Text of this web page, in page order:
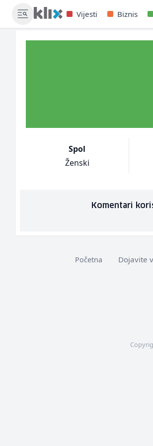
Vijesti Biznis
Spol
Ženski
Komentari
Početna Dojavite